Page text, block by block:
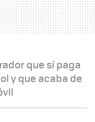
que sí paga
y que acaba de